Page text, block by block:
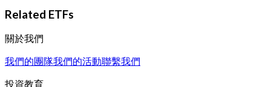
Related ETFs
關於我們
我們的團隊我們的活動聯繫我們
投資教育